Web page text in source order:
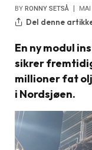
BY RONNY SETSÅ
Del denne
En ny modul
sikrer
millioner fat
i Nordsjøen.